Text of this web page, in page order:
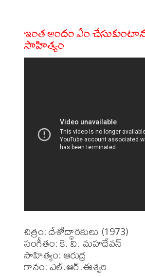
ఇంత అందం ఏం
సాహిత్యం
చిత్రం: దేశోద్ధారకులు (1973)
సంగీతం: కె. వి. మహదేవన్
సాహిత్యం: ఆరుద్ర
గానం: ఎల్.ఆర్.ఈశ్వరి